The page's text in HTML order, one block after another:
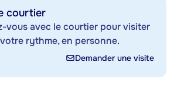
courtier
vous avec le courtier pour visiter
rythme, en personne.
Demander une visite